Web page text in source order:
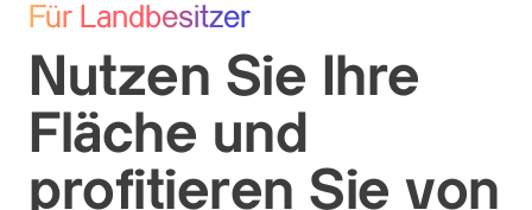
Für Landbesitzer
Nutzen Sie Ihre
Fläche und
profitieren Sie von